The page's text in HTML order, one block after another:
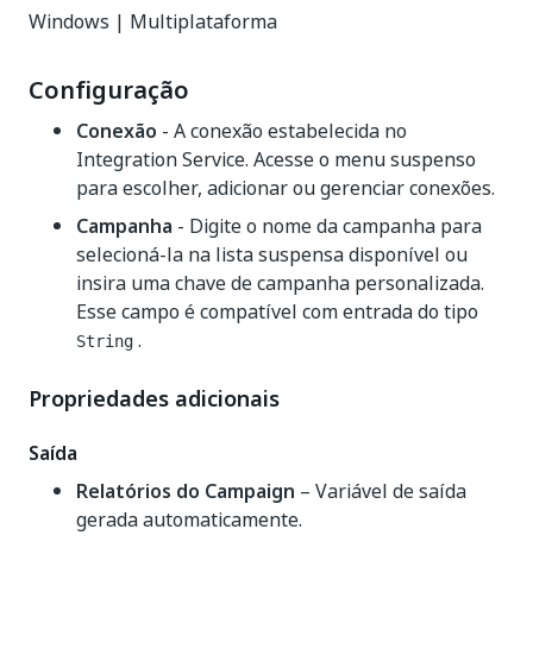
Windows | Multiplataforma
Configuração
Conexão - A conexão estabelecida no
Integration Service. Acesse o menu suspenso
para escolher, adicionar ou gerenciar conexões.
Campanha - Digite o nome da campanha para
selecioná-la na lista suspensa disponível ou
insira uma chave de campanha personalizada.
Esse campo é compatível com entrada do tipo
String .
Propriedades adicionais
Saída
Relatórios do Campaign – Variável de saída
gerada automaticamente.